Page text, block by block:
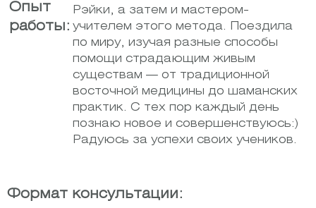
Опыт
работы:
Рэйки, а затем и мастером-
учителем этого метода. Поездила
по миру, изучая разные способы
помощи страдающим живым
существам — от традиционной
восточной медицины до шаманских
практик. С тех пор каждый день
познаю новое и совершенствуюсь:)
Радуюсь за успехи своих учеников.
Формат консультации: